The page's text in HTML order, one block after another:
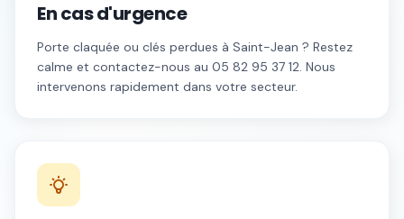
En cas d'urgence
Porte claquée ou clés perdues à Saint-Jean ? Restez
calme et contactez-nous au 05 82 95 37 12. Nous
intervenons rapidement dans votre secteur.